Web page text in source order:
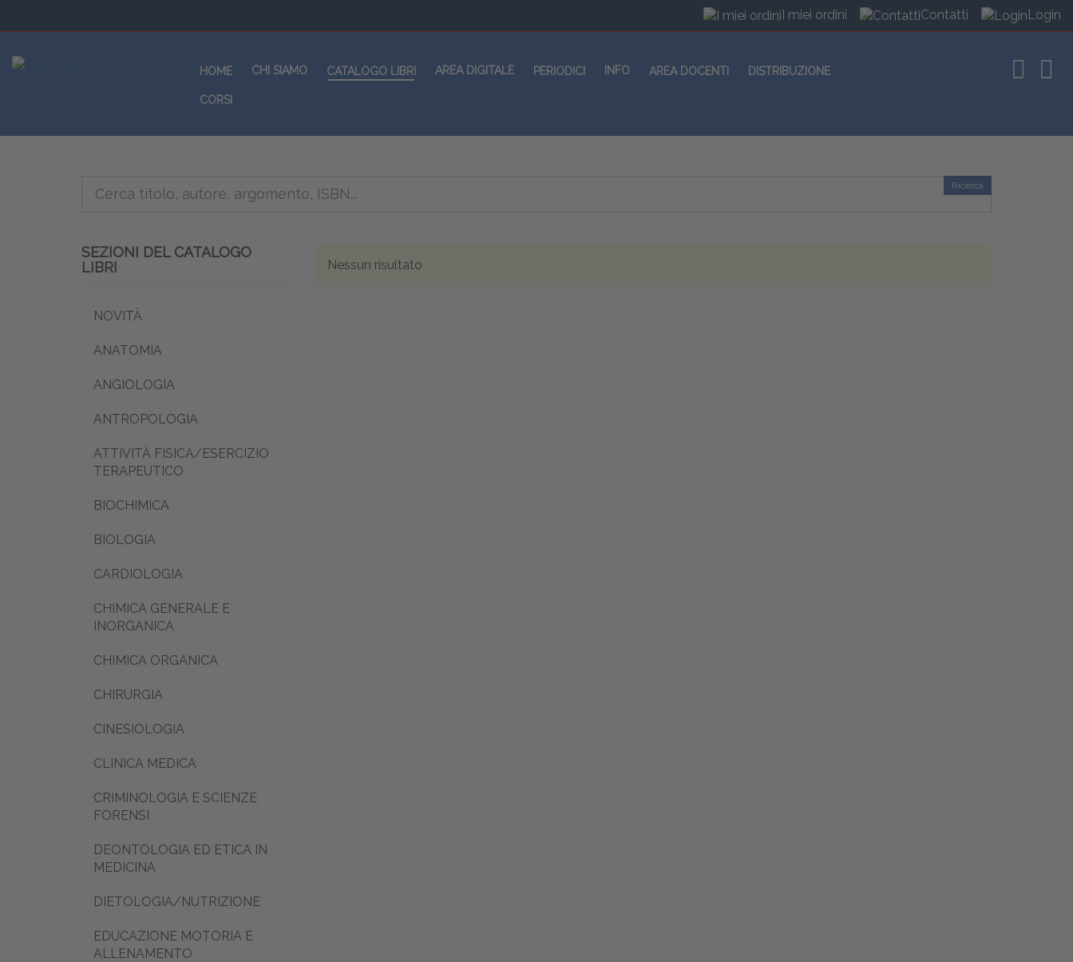
I miei ordini Contatti Login
HOME CHI SIAMO CATALOGO LIBRI AREA DIGITALE PERIODICI INFO AREA DOCENTI DISTRIBUZIONE
CORSI
Ricerca
Nessun risultato
SEZIONI DEL CATALOGO
LIBRI
NOVITÀ
ANATOMIA
ANGIOLOGIA
ANTROPOLOGIA
ATTIVITÀ FISICA/ESERCIZIO
TERAPEUTICO
BIOCHIMICA
BIOLOGIA
CARDIOLOGIA
CHIMICA GENERALE E
INORGANICA
CHIMICA ORGANICA
CHIRURGIA
CINESIOLOGIA
CLINICA MEDICA
CRIMINOLOGIA E SCIENZE
FORENSI
DEONTOLOGIA ED ETICA IN
MEDICINA
DIETOLOGIA/NUTRIZIONE
EDUCAZIONE MOTORIA E
ALLENAMENTO